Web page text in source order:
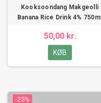
Kooksoondang Makgeolli
Banana Rice Drink 4% 750ml
50,00 kr.
KØB
-25%